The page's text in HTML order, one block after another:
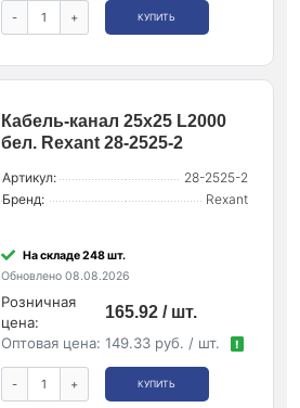
- + КУПИТЬ
Кабель-канал 25х25 L2000
бел. Rexant 28-2525-2
Артикул:
28-2525-2
Бренд:
Rexant
На складе 248 шт.
Обновлено 08.08.2026
Розничная
цена:
165.92 / шт.
Оптовая цена: 149.33 руб. / шт. !
- + КУПИТЬ